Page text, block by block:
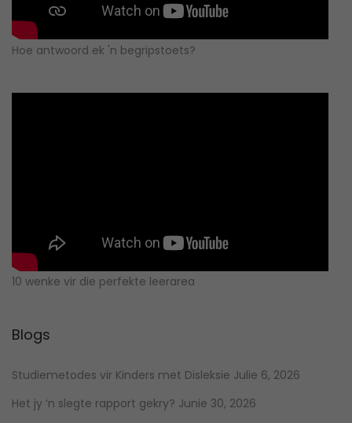
Hoe antwoord ek 'n begripstoets?
10 wenke vir die perfekte leerarea
Blogs
Studiemetodes vir Kinders met Disleksie Julie 6, 2026
Het jy ‘n slegte rapport gekry? Junie 30, 2026